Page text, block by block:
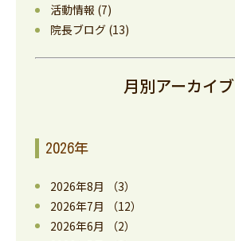
活動情報 (7)
院長ブログ(13)
月別アーカイブ
2026年
2026年8月
（3）
2026年7月
（12）
2026年6月
（2）